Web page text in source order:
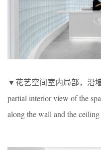
▼花艺空间室内局部，沿
partial interior view of the
along the wall and the ceiling